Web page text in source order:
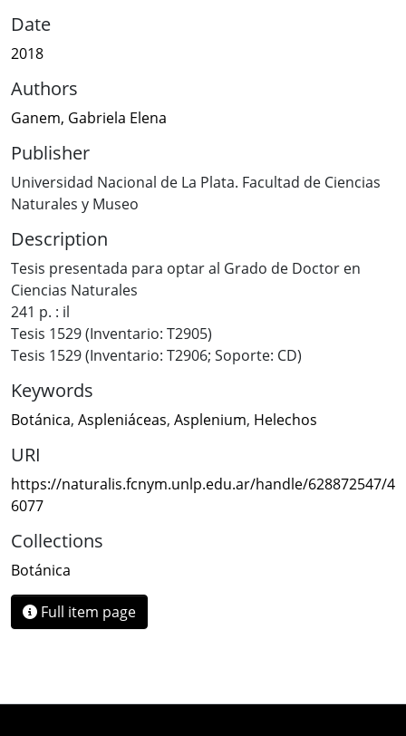
Date
2018
Authors
Ganem, Gabriela Elena
Publisher
Universidad Nacional de La Plata. Facultad de Ciencias
Naturales y Museo
Description
Tesis presentada para optar al Grado de Doctor en
Ciencias Naturales
241 p. : il
Tesis 1529 (Inventario: T2905)
Tesis 1529 (Inventario: T2906; Soporte: CD)
Keywords
Botánica, Aspleniáceas, Asplenium, Helechos
URI
https://naturalis.fcnym.unlp.edu.ar/handle/628872547/4
6077
Collections
Botánica
Full item page